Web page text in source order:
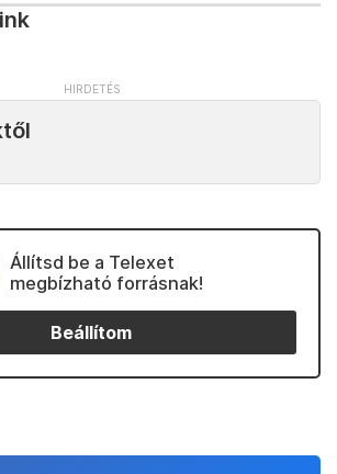
Állítsd be a Telexet
megbízható forrásnak!
Beállítom